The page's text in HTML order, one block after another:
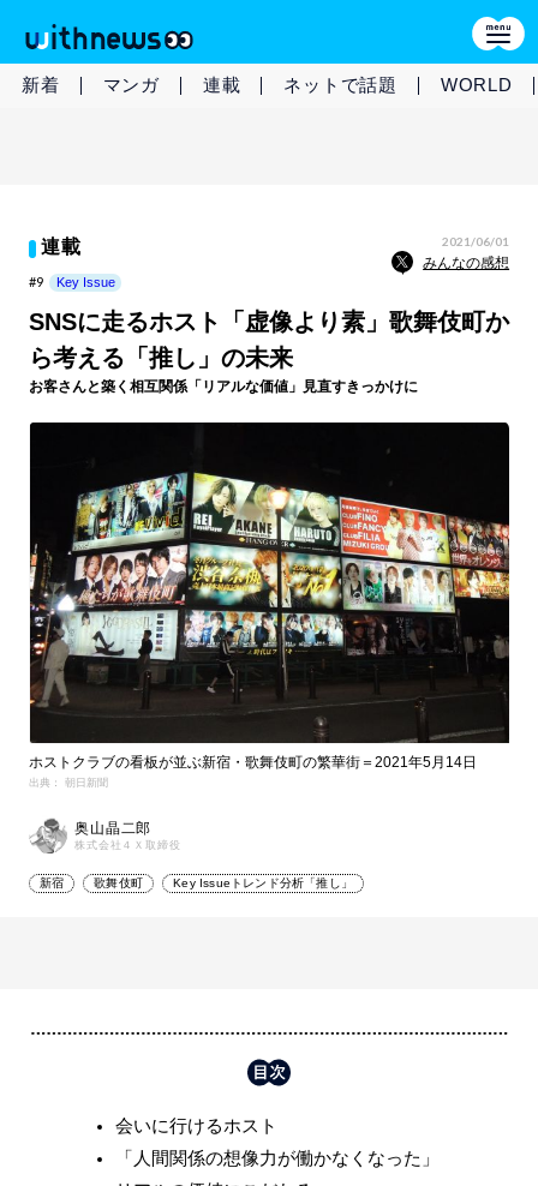
新着 マンガ 連載 ネットで話題 WORLD
連載 2021/06/01
みんなの感想
#9 Key Issue
SNSに走るホスト「虚像より素」歌舞伎町か
ら考える「推し」の未来
お客さんと築く相互関係「リアルな価値」見直すきっかけに
ホストクラブの看板が並ぶ新宿・歌舞伎町の繁華街＝2021年5月14日
出典： 朝日新聞
奥山晶二郎
株式会社４Ｘ取締役
新宿 歌舞伎町 Key Issueトレンド分析「推し」
会いに行けるホスト
「人間関係の想像力が働かなくなった」